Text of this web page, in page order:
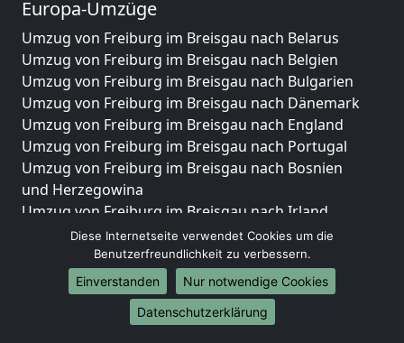
Europa-Umzüge
Umzug von Freiburg im Breisgau nach Belarus
Umzug von Freiburg im Breisgau nach Belgien
Umzug von Freiburg im Breisgau nach Bulgarien
Umzug von Freiburg im Breisgau nach Dänemark
Umzug von Freiburg im Breisgau nach England
Umzug von Freiburg im Breisgau nach Portugal
Umzug von Freiburg im Breisgau nach Bosnien
und Herzegowina
Umzug von Freiburg im Breisgau nach Irland
Umzug von Freiburg im Breisgau nach Lettland
Umzug von Freiburg im Breisgau nach Zypern
Umzug von Freiburg im Breisgau nach Kroatien
Umzug von Freiburg im Breisgau nach Estland
Umzug von Freiburg im Breisgau nach Finnland
Diese Internetseite verwendet Cookies um die
Benutzerfreundlichkeit zu verbessern.
Einverstanden
Nur notwendige Cookies
Datenschutzerklärung